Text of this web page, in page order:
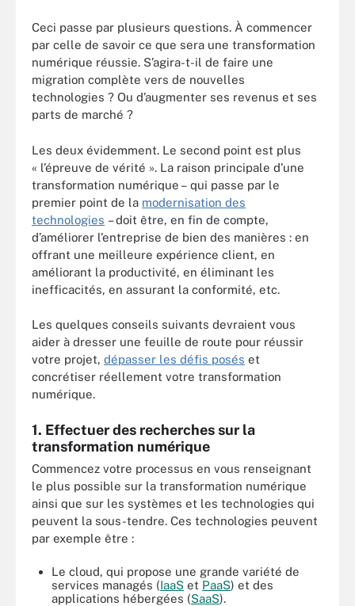
Ceci passe par plusieurs questions. À commencer
par celle de savoir ce que sera une transformation
numérique réussie. S’agira-t-il de faire une
migration complète vers de nouvelles
technologies ? Ou d’augmenter ses revenus et ses
parts de marché ?
Les deux évidemment. Le second point est plus
« l’épreuve de vérité ». La raison principale d’une
transformation numérique – qui passe par le
premier point de la modernisation des
technologies – doit être, en fin de compte,
d’améliorer l’entreprise de bien des manières : en
offrant une meilleure expérience client, en
améliorant la productivité, en éliminant les
inefficacités, en assurant la conformité, etc.
Les quelques conseils suivants devraient vous
aider à dresser une feuille de route pour réussir
votre projet, dépasser les défis posés et
concrétiser réellement votre transformation
numérique.
1. Effectuer des recherches sur la
transformation numérique
Commencez votre processus en vous renseignant
le plus possible sur la transformation numérique
ainsi que sur les systèmes et les technologies qui
peuvent la sous-tendre. Ces technologies peuvent
par exemple être :
Le cloud, qui propose une grande variété de
services managés (IaaS et PaaS) et des
applications hébergées (SaaS).